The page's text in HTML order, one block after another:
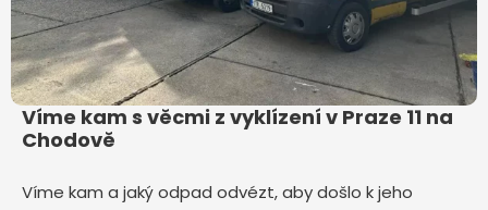
Víme kam s věcmi z vyklízení v Praze 11 na
Chodově
Víme kam a jaký odpad odvézt, aby došlo k jeho